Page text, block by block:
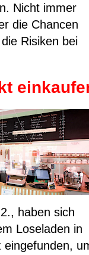
Nicht immer
die Chancen
Risiken bei
haben sich
Loseladen in
eingefunden,